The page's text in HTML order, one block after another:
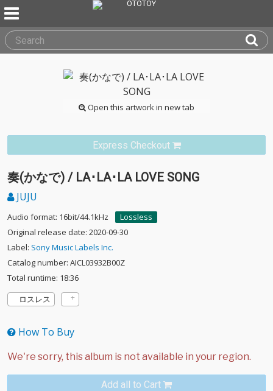
Open this artwork in new tab
Express Checkout
奏(かなで) / LA･LA･LA LOVE SONG
JUJU
Audio format: 16bit/44.1kHz
Lossless
Original release date: 2020-09-30
Label: Sony Music Labels Inc.
Catalog number: AICL03932B00Z
Total runtime: 18:36
ロスレス
How To Buy
Add all to Cart